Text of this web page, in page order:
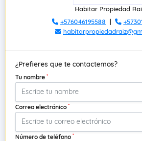
Habitar Propiedad
+576046195588 |
¿Prefieres que te contactemos?
Tu nombre *
Correo electrónico *
Número de teléfono *